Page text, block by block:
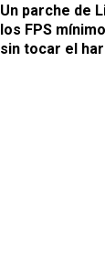
Un parche de
los FPS
sin tocar el